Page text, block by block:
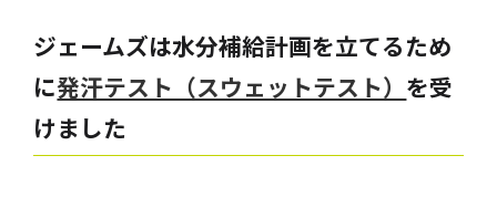
ジェームズは水分補給計画を立てるため
に発汗テスト（スウェットテスト） を受
けました